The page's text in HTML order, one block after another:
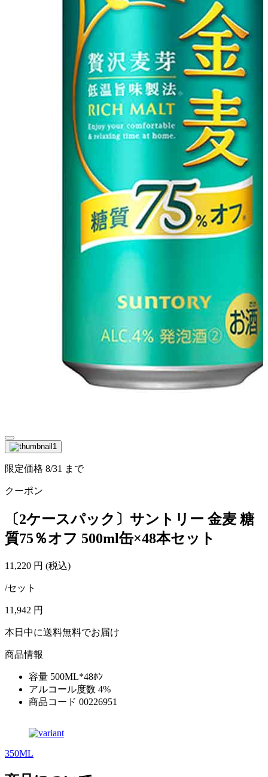
限定価格 8/31 まで
クーポン
〔2ケースパック〕サントリー 金麦 糖
質75％オフ 500ml缶×48本セット
11,220 円 (税込)
/セット
11,942 円
本日中に送料無料でお届け
商品情報
容量 500ML*48ﾎﾝ
アルコール度数 4%
商品コード 00226951
350ML